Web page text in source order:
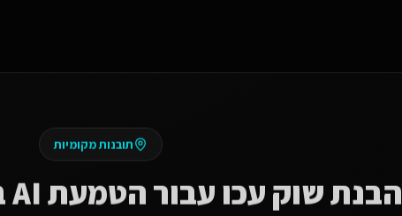
תובנות מקומיות
הבנת שוקעכועבורהטמעת AI בעסק או בארגון